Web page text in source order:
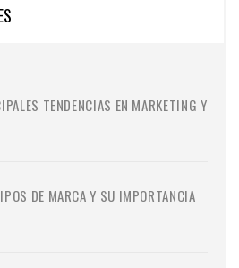
TENDENCIAS EN MARKETING Y
DE MARCA Y SU IMPORTANCIA